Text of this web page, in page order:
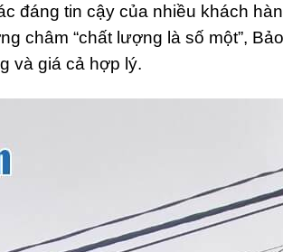
đáng tin cậy của nhiều khách
châm “chất lượng là số một”,
và giá cả hợp lý.